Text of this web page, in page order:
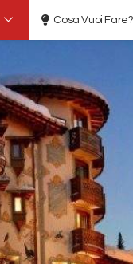
Cosa Vuoi Fare?